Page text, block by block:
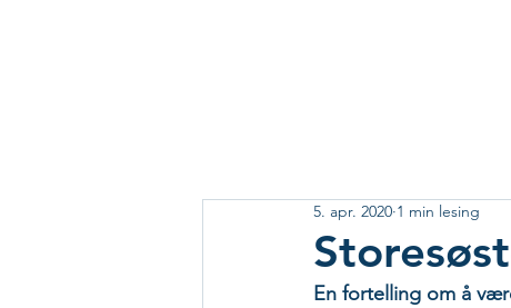
5. apr. 2020 1 min lesing
En fortelling om å